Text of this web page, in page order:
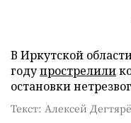
В Иркутской
годупрострелили
остановки
Текст: Алексей